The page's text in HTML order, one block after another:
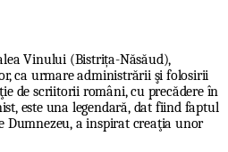
Vinului (Bistrița-Năsăud),
ca urmare administrării şi folosirii
de scriitorii români, cu precădere în
este una legendară, dat fiind faptul
Dumnezeu, a inspirat creaţia unor